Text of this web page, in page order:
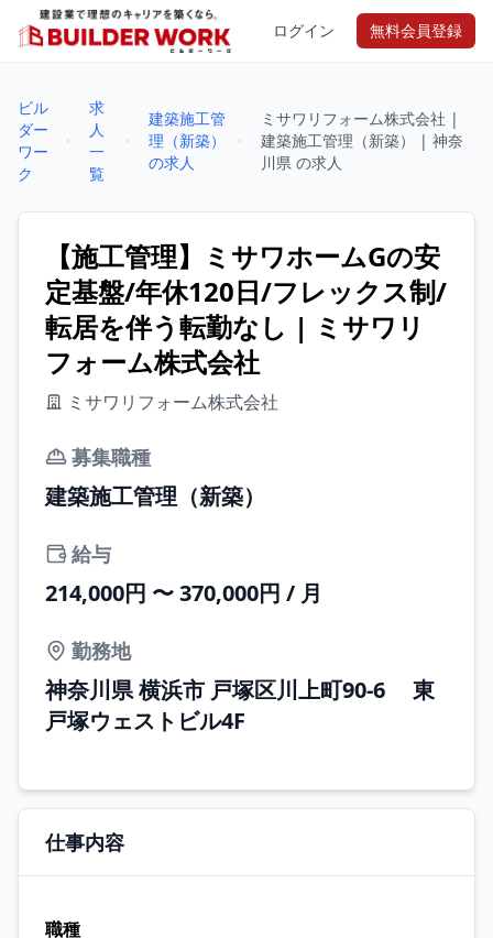
ログイン 無料会員登録
ビル
ダー
ワー
ク
求
人
一
覧
建築施工管
理（新築）
の求人
ミサワリフォーム株式会社 |
建築施工管理（新築） | 神奈
川県 の求人
【施工管理】ミサワホームGの安
定基盤/年休120日/フレックス制/
転居を伴う転勤なし | ミサワリ
フォーム株式会社
ミサワリフォーム株式会社
募集職種
建築施工管理（新築）
給与
214,000円 〜 370,000円 / 月
勤務地
神奈川県 横浜市 戸塚区川上町90-6 東
戸塚ウェストビル4F
仕事内容
職種